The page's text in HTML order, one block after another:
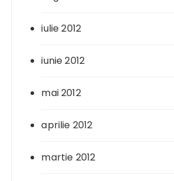
iulie 2012
iunie 2012
mai 2012
aprilie 2012
martie 2012